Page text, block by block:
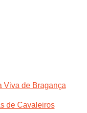
Viva de Bragança
de Cavaleiros